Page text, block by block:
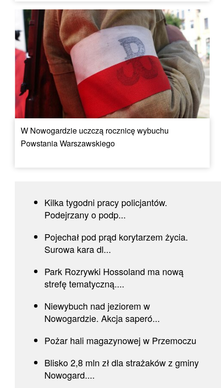
W Nowogardzie uczczą rocznicę wybuchu
Powstania Warszawskiego
Kilka tygodni pracy policjantów.
Podejrzany o podp...
Pojechał pod prąd korytarzem życia.
Surowa kara dl...
Park Rozrywki Hossoland ma nową
strefę tematyczną....
Niewybuch nad jeziorem w
Nowogardzie. Akcja saperó...
Pożar hali magazynowej w Przemoczu
Blisko 2,8 mln zł dla strażaków z gminy
Nowogard....